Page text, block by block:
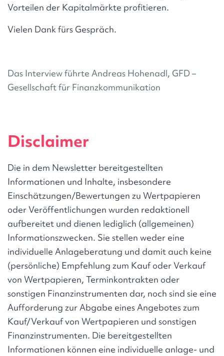
Vorteilen der Kapitalmärkte profitieren.
Vielen Dank fürs Gespräch.
Das Interview führte Andreas Hohenadl, GFD –
Gesellschaft für Finanzkommunikation
Disclaimer
Die in dem Newsletter bereitgestellten
Informationen und Inhalte, insbesondere
Einschätzungen/Bewertungen zu Wertpapieren
oder Veröffentlichungen wurden redaktionell
aufbereitet und dienen lediglich (allgemeinen)
Informationszwecken. Sie stellen weder eine
individuelle Anlageberatung und damit auch keine
(persönliche) Empfehlung zum Kauf oder Verkauf
von Wertpapieren, Terminkontrakten oder
sonstigen Finanzinstrumenten dar, noch sind sie eine
Aufforderung zur Abgabe eines Angebotes zum
Kauf/Verkauf von Wertpapieren und sonstigen
Finanzinstrumenten. Die bereitgestellten
Informationen können eine individuelle anlage- und